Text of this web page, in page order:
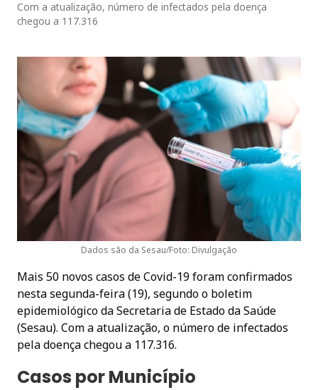
Com a atualização, número de infectados pela doença
chegou a 117.316
Dados são da Sesau/Foto: Divulgação
Mais 50 novos casos de Covid-19 foram confirmados
nesta segunda-feira (19), segundo o boletim
epidemiológico da Secretaria de Estado da Saúde
(Sesau). Com a atualização, o número de infectados
pela doença chegou a 117.316.
Casos por Município